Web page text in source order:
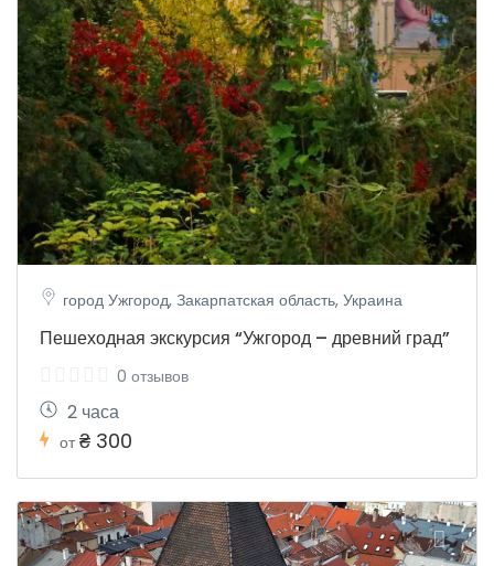
город Ужгород, Закарпатская область, Украина
Пешеходная экскурсия “Ужгород – древний град”
0 отзывов
2 часа
от₴ 300